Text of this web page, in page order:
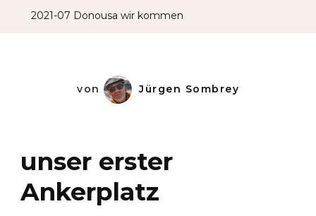
2021-07 Donousa wir kommen
von Jürgen Sombrey
unser erster
Ankerplatz